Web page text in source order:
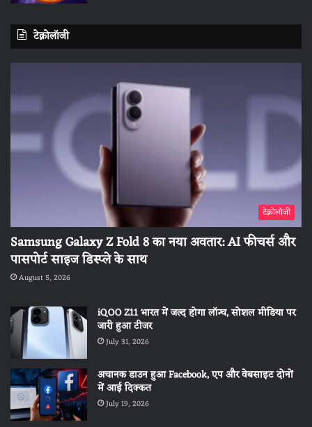
टेक्नोलॉजी
टेक्नोलॉजी
Samsung Galaxy Z Fold 8 का नया अवतार: AI फीचर्स और
पासपोर्ट साइज डिस्प्ले के साथ
August 5, 2026
iQOO Z11 भारत में जल्द होगा लॉन्च, सोशल मीडिया पर
जारी हुआ टीजर
July 31, 2026
अचानक डाउन हुआ Facebook, एप और वेबसाइट दोनों
में आई दिक्कत
July 19, 2026